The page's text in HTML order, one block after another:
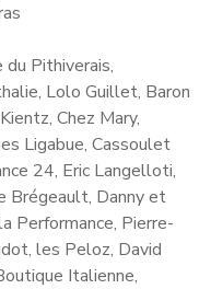
du Pithiverais,
Lolo Guillet, Baron
Chez Mary,
Ligabue, Cassoulet
24, Eric Langelloti,
Brégeault, Danny et
Performance, Pierre-
les Peloz, David
Italienne,